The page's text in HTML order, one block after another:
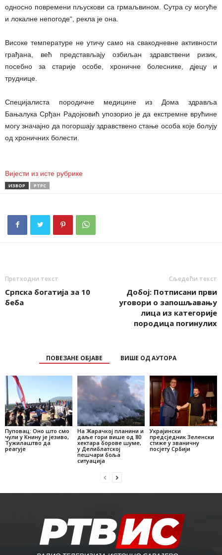
односно повремени пљускови са грмаљвином. Сутра су могуће
и локалне непогоде“, рекла је она.
Високе температуре не утичу само на свакодневне активности
грађана, већ представљају озбиљан здравствени ризик,
посебно за старије особе, хроничне болеснике, дјецу и
труднице.
Специјалиста породичне медицине из Дома здравља
Бањалука Срђан Радојковић упозорио је да екстремне врућине
могу значајно да погоршају здравствено стање особа које болују
од хроничних болести.
Вијести из исте рубрике
ИЗВОР РТРС
Претходни текст
Српска богатија за 10
беба
Сљедећи текст
Добој: Потписани први
уговори о запошљавању
лица из категорије
породица погинулих
ПОВЕЗАНЕ ОБЈАВЕ ВИШЕ ОД АУТОРА
Пуповац: Оно што смо
чули у Книну је језиво,
Тужилаштво да
реагује
На Жарачкој планини и
даље гори више од 80
хектара борове шуме,
у Делиблатској
пешчари боља
ситуација
Украјински
предсједник Зеленски
стиже у званичну
посјету Србији